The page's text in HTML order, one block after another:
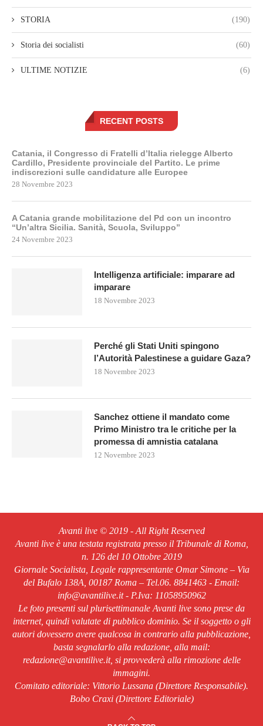
STORIA (190)
Storia dei socialisti (60)
ULTIME NOTIZIE (6)
RECENT POSTS
Catania, il Congresso di Fratelli d’Italia rielegge Alberto
Cardillo, Presidente provinciale del Partito. Le prime
indiscrezioni sulle candidature alle Europee
28 Novembre 2023
A Catania grande mobilitazione del Pd con un incontro
“Un’altra Sicilia. Sanità, Scuola, Sviluppo”
24 Novembre 2023
Intelligenza artificiale: imparare ad
imparare
18 Novembre 2023
Perché gli Stati Uniti spingono
l’Autorità Palestinese a guidare Gaza?
18 Novembre 2023
Sanchez ottiene il mandato come
Primo Ministro tra le critiche per la
promessa di amnistia catalana
12 Novembre 2023
Avanti live © 2019 - All Right Reserved
Avanti live è una testata registrata presso il Tribunale di Roma,
n. 126 del 10 Ottobre 2019
Giornale Socialista, Legale rappresentante Omar Simone – Via
del Bufalo 138A, 00187 Roma – Tel.06. 8841463 - Email:
info@avantilive.it - P.Iva: 11058950962
Le foto presenti sul plurisettimanale Avanti live sono prese da
internet, quindi valutate di pubblico dominio. Se il soggetto o gli
autori dovessero avere qualcosa in contrario alla pubblicazione,
basta segnalarlo alla redazione, alla mail:
redazione@avantilive.it, si provvederà alla rimozione delle
immagini.
Comitato editoriale: Vittorio Lussana (Direttore Responsabile).
Bobo Craxi (Direttore Editoriale)